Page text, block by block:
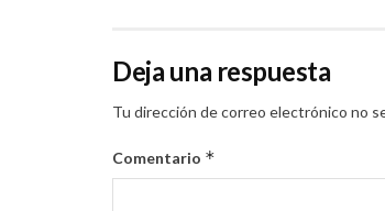
Deja una respuesta
Tu dirección de correo electrónico no
Comentario *